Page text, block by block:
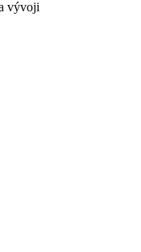
vývoji